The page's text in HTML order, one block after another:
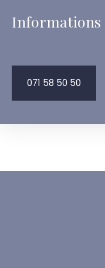
Informations
071 58 50 50